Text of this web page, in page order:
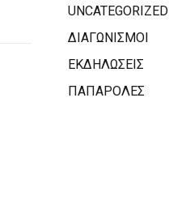
UNCATEGORIZED
ΔΙΑΓΩΝΙΣΜΟΙ
ΕΚΔΗΛΩΣΕΙΣ
ΠΑΠΑΡΟΛΕΣ